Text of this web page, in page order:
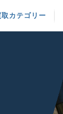
取カテゴリー